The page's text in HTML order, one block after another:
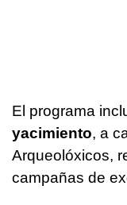
El programa
yacimiento, a
Arqueolóxicos,
campañas de